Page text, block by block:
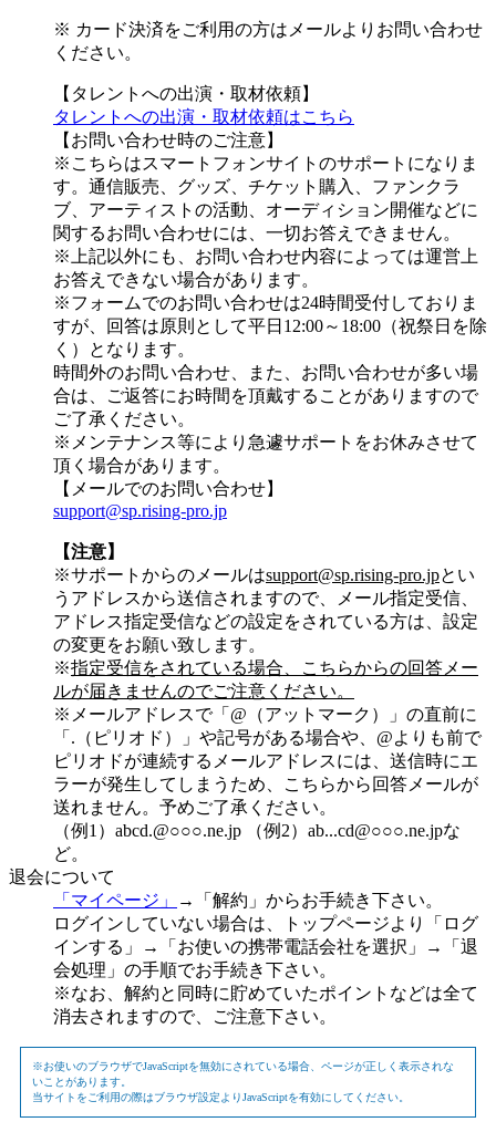
※ カード決済をご利用の方はメールよりお問い合わせ
ください。
【タレントへの出演・取材依頼】
タレントへの出演・取材依頼はこちら
【お問い合わせ時のご注意】
※こちらはスマートフォンサイトのサポートになりま
す。通信販売、グッズ、チケット購入、ファンクラ
ブ、アーティストの活動、オーディション開催などに
関するお問い合わせには、一切お答えできません。
※上記以外にも、お問い合わせ内容によっては運営上
お答えできない場合があります。
※フォームでのお問い合わせは24時間受付しておりま
すが、
回答は原則として平日12:00～18:00（祝祭日を除
く）
となります。
時間外のお問い合わせ、また、お問い合わせが多い場
合は、ご返答にお時間を頂戴することがありますので
ご了承ください。
※メンテナンス等により急遽サポートをお休みさせて
頂く場合があります。
【メールでのお問い合わせ】
support@sp.rising-pro.jp
【注意】
※サポートからのメールはsupport@sp.rising-pro.jpとい
うアドレスから送信されますので、メール指定受信、
アドレス指定受信などの設定をされている方は、設定
の変更をお願い致します。
※指定受信をされている場合、こちらからの回答メー
ルが届きませんのでご注意ください。
※メールアドレスで「@（アットマーク）」の直前に
「.（ピリオド）」や記号がある場合や、@よりも前で
ピリオドが連続するメールアドレスには、送信時にエ
ラーが発生してしまうため、こちらから回答メールが
送れません。予めご了承ください。
（例1）abcd.@○○○.ne.jp （例2）ab...cd@○○○.ne.jpな
ど。
退会について
「マイページ」
→「解約」からお手続き下さい。
ログインしていない場合は、トップページより「ログ
インする」→「お使いの携帯電話会社を選択」→「退
会処理」の手順でお手続き下さい。
※なお、解約と同時に貯めていたポイントなどは全て
消去されますので、ご注意下さい。
※お使いのブラウザでJavaScriptを無効にされている場合、ページが正しく表示されな
いことがあります。
当サイトをご利用の際はブラウザ設定よりJavaScriptを有効にしてください。